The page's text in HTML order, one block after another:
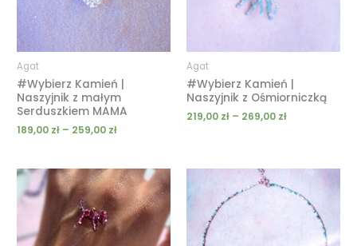
Agat
#Wybierz Kamień |
Naszyjnik z małym
Serduszkiem MAMA
189,00 zł – 259,00 zł
Agat
#Wybierz Kamień |
Naszyjnik z Ośmiorniczką
219,00 zł – 269,00 zł
Zakres
cen:
od
219,00 zł
do
269,00 zł
cen:
od
219,00 zł
269,00 zł